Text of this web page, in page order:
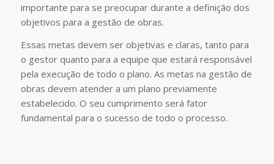
importante para se preocupar durante a definição dos
objetivos para a gestão de obras.
Essas metas devem ser objetivas e claras, tanto para
o gestor quanto para a equipe que estará responsável
pela execução de todo o plano. As metas na gestão de
obras devem atender a um plano previamente
estabelecido. O seu cumprimento será fator
fundamental para o sucesso de todo o processo.